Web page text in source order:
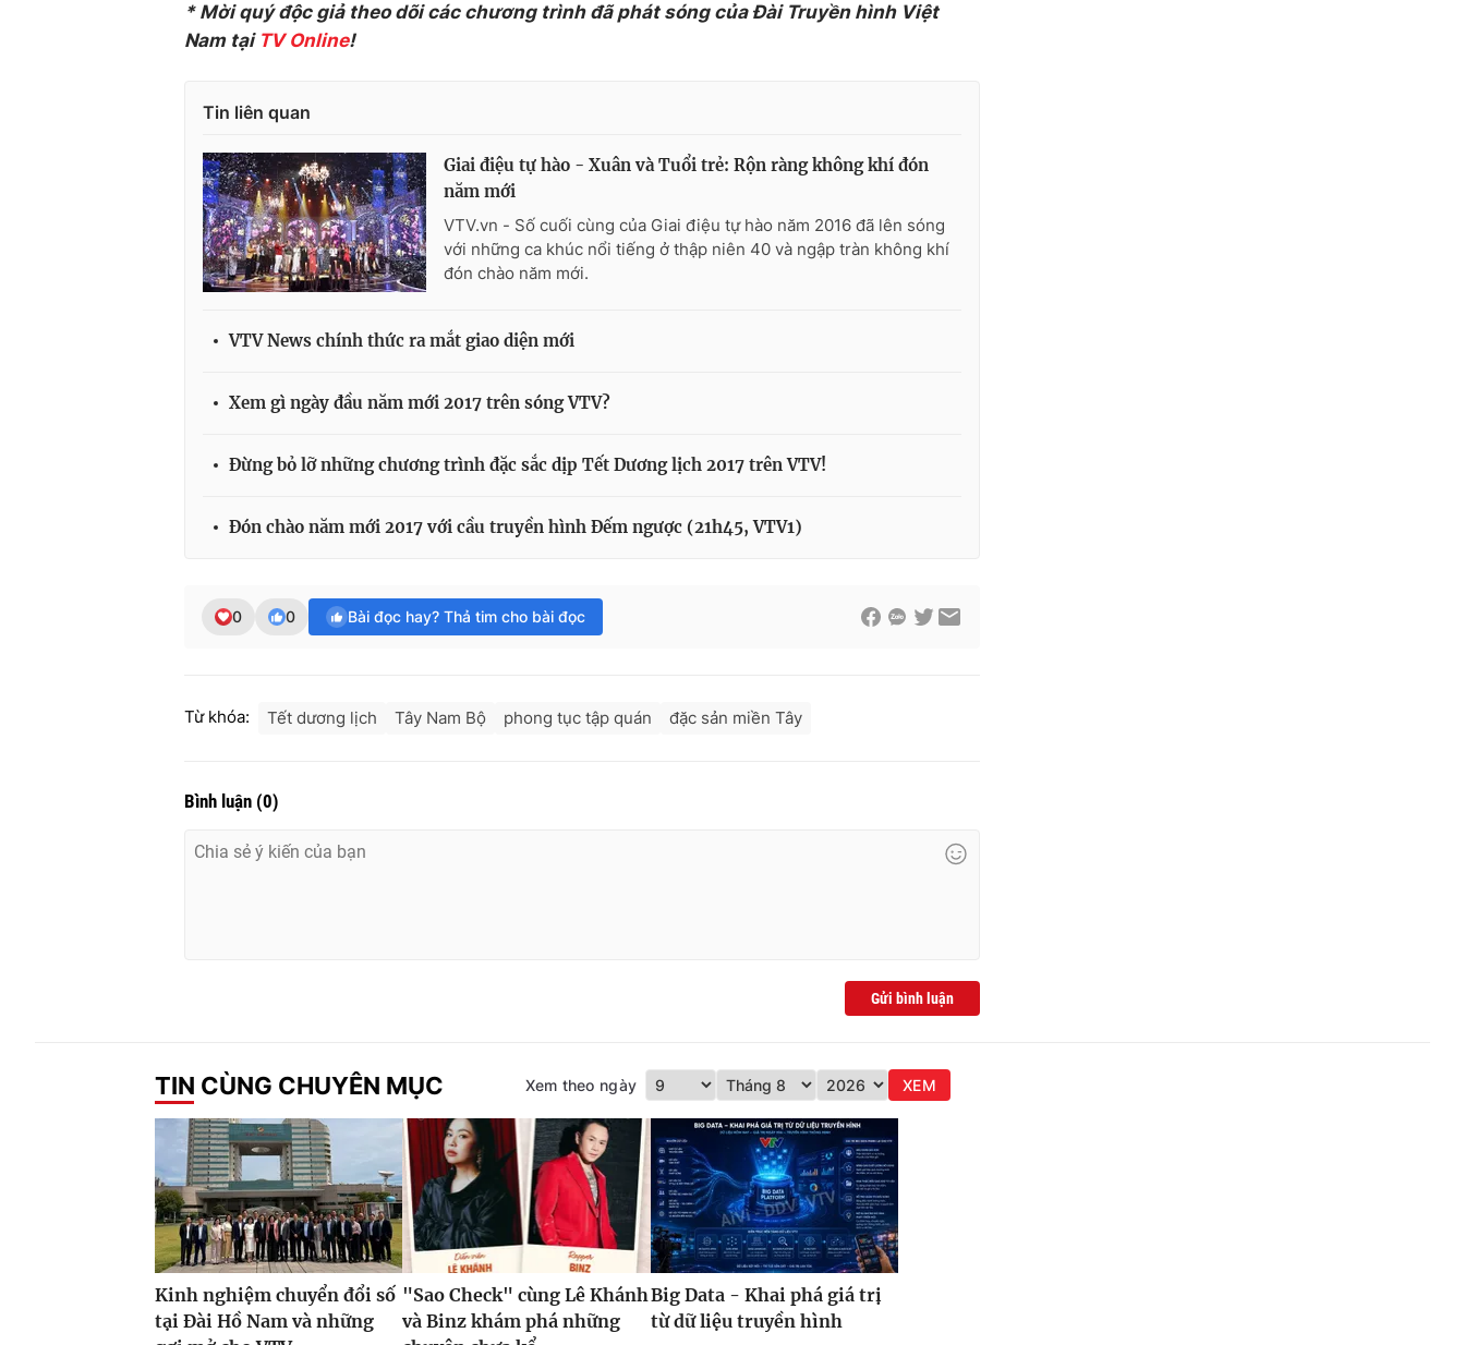
* Mời quý độc giả theo dõi các chương trình đã phát sóng của Đài Truyền hình Việt
Nam tại TV Online!
Tin liên quan
Giai điệu tự hào - Xuân và Tuổi trẻ: Rộn ràng không khí đón
năm mới
VTV.vn - Số cuối cùng của Giai điệu tự hào năm 2016 đã lên sóng
với những ca khúc nổi tiếng ở thập niên 40 và ngập tràn không khí
đón chào năm mới.
VTV News chính thức ra mắt giao diện mới
Xem gì ngày đầu năm mới 2017 trên sóng VTV?
Đừng bỏ lỡ những chương trình đặc sắc dịp Tết Dương lịch 2017 trên VTV!
Đón chào năm mới 2017 với cầu truyền hình Đếm ngược (21h45, VTV1)
0 0 Bài đọc hay? Thả tim cho bài đọc
Từ khóa: Tết dương lịch Tây Nam Bộ phong tục tập quán đặc sản miền Tây
Bình luận (0)
Gửi bình luận
TIN CÙNG CHUYÊN MỤC Xem theo ngày XEM
Kinh nghiệm chuyển đổi số
tại Đài Hồ Nam và những
"Sao Check" cùng Lê Khánh
và Binz khám phá những
Big Data - Khai phá giá trị
từ dữ liệu truyền hình